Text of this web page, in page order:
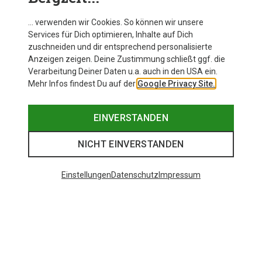
Zur Produktseite
… verwenden wir Cookies. So können wir unsere
Services für Dich optimieren, Inhalte auf Dich
zuschneiden und dir entsprechend personalisierte
Anzeigen zeigen. Deine Zustimmung schließt ggf. die
Verarbeitung Deiner Daten u.a. auch in den USA ein.
Mehr Infos findest Du auf der Google Privacy Site.
EINVERSTANDEN
NICHT EINVERSTANDEN
EinstellungenDatenschutz Impressum